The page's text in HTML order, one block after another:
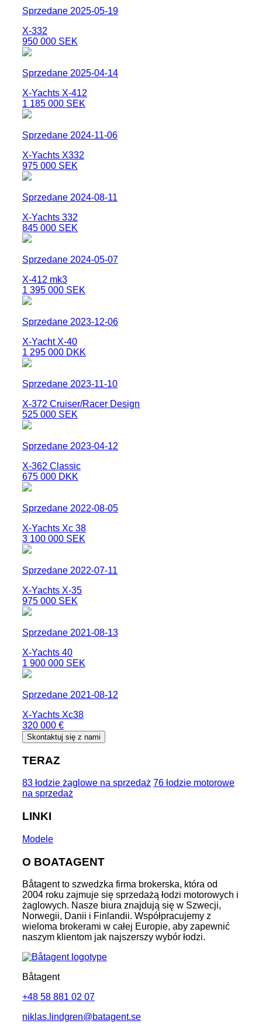
Sprzedane 2025-05-19
X-332
950 000 SEK
Sprzedane 2025-04-14
X-Yachts X-412
1 185 000 SEK
Sprzedane 2024-11-06
X-Yachts X332
975 000 SEK
Sprzedane 2024-08-11
X-Yachts 332
845 000 SEK
Sprzedane 2024-05-07
X-412 mk3
1 395 000 SEK
Sprzedane 2023-12-06
X-Yacht X-40
1 295 000 DKK
Sprzedane 2023-11-10
X-372 Cruiser/Racer Design
525 000 SEK
Sprzedane 2023-04-12
X-362 Classic
675 000 DKK
Sprzedane 2022-08-05
X-Yachts Xc 38
3 100 000 SEK
Sprzedane 2022-07-11
X-Yachts X-35
975 000 SEK
Sprzedane 2021-08-13
X-Yachts 40
1 900 000 SEK
Sprzedane 2021-08-12
X-Yachts Xc38
320 000 €
Skontaktuj się z nami
TERAZ
83 łodzie żaglowe na sprzedaż 76 łodzie motorowe
na sprzedaż
LINKI
Modele
O BOATAGENT
Båtagent to szwedzka firma brokerska, która od
2004 roku zajmuje się sprzedażą łodzi motorowych i
żaglowych. Nasze biura znajdują się w Szwecji,
Norwegii, Danii i Finlandii. Współpracujemy z
wieloma brokerami w całej Europie, aby zapewnić
naszym klientom jak najszerszy wybór łodzi.
Båtagent
+48 58 881 02 07
niklas.lindgren@batagent.se